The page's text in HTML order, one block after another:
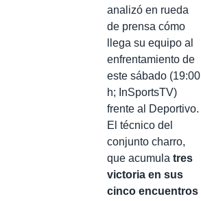
analizó en rueda
de prensa cómo
llega su equipo al
enfrentamiento de
este sábado (19:00
h; InSportsTV)
frente al Deportivo.
El técnico del
conjunto charro,
que acumula tres
victoria en sus
cinco encuentros